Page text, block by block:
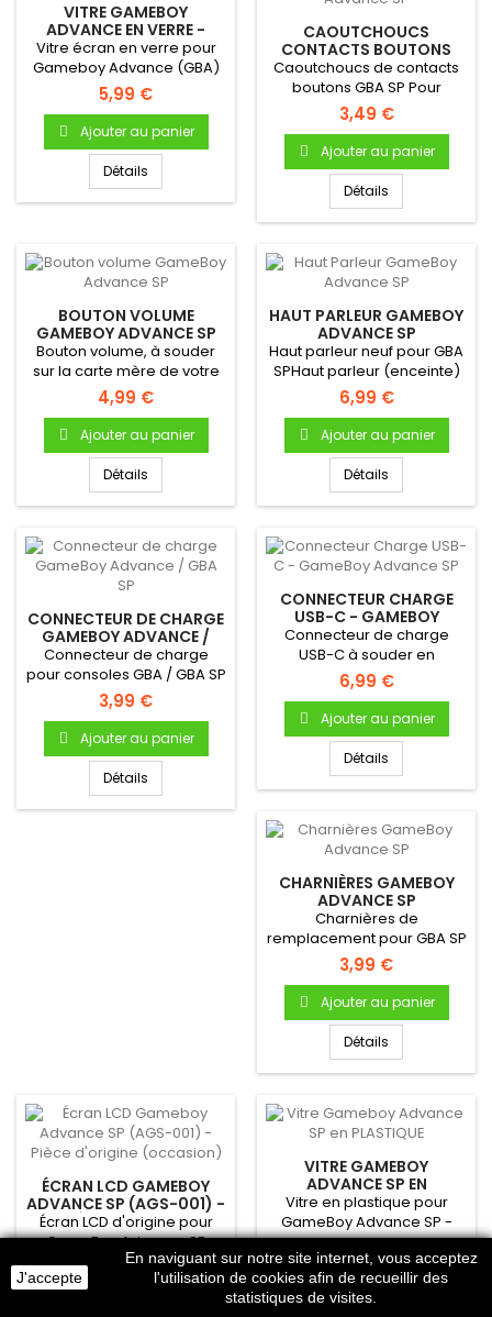
VITRE GAMEBOY
ADVANCE EN VERRE -
AUTO-ADHÉSIVE
Vitre écran en verre pour
Gameboy Advance (GBA)
5,99 €
Ajouter au panier
Détails
CAOUTCHOUCS
CONTACTS BOUTONS
GAMEBOY ADVANCE SP
Caoutchoucs de contacts
boutons GBA SP Pour
Gameboy Advance Bouton
A & B...
3,49 €
Ajouter au panier
Détails
BOUTON VOLUME
GAMEBOY ADVANCE SP
Bouton volume, à souder
sur la carte mère de votre
GBA SP
4,99 €
Ajouter au panier
Détails
HAUT PARLEUR GAMEBOY
ADVANCE SP
Haut parleur neuf pour GBA
SPHaut parleur (enceinte)
interne neuf...
6,99 €
Ajouter au panier
Détails
CONNECTEUR DE CHARGE
GAMEBOY ADVANCE /
GBA SP
Connecteur de charge
pour consoles GBA / GBA SP
3,99 €
Ajouter au panier
Détails
CONNECTEUR CHARGE
USB-C - GAMEBOY
ADVANCE SP
Connecteur de charge
USB-C à souder en
remplacement du
connecteur original,...
6,99 €
Ajouter au panier
Détails
CHARNIÈRES GAMEBOY
ADVANCE SP
Charnières de
remplacement pour GBA SP
3,99 €
Ajouter au panier
Détails
ÉCRAN LCD GAMEBOY
ADVANCE SP (AGS-001) -
PIÈCE D'ORIGINE
(OCCASION)
Écran LCD d'origine pour
GameBoy Advance SP
!Pièce d'origine Nintendo...
24,99 €
VITRE GAMEBOY
ADVANCE SP EN
PLASTIQUE
Vitre en plastique pour
GameBoy Advance SP -
Autocollante - Uniquement
pour...
3,99 €
Ajouter au panier
J'accepte
En naviguant sur notre site internet, vous acceptez
l'utilisation de cookies afin de recueillir des
statistiques de visites.